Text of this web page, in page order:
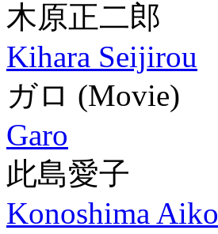
木原正二郎
Kihara Seijirou
ガロ (Movie)
Garo
此島愛子
Konoshima Aiko